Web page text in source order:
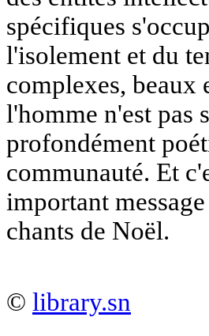
spécifiques
l'isolement et du
complexes, beaux
l'homme n'est pas
profondément
communauté. Et
important
chants de Noël.
© library.sn